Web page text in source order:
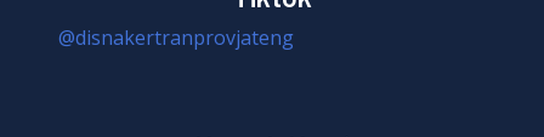
@disnakertranprovjateng